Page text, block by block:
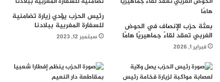
بعثة حزب الإنصاف في الحوض
الغربي تعقد لقاءً جماهيريًا هامًا
فبراير 1, 2026
رئيس الحزب يؤدي زيارة تضامنية
للسفارة المغربية ببلادنا
سبتمبر 12, 2023